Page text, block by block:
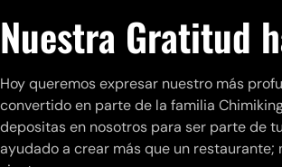
Nuestra Gratitud
Hoy queremos expresar nuestro más
convertido en parte de la familia
depositas en nosotros para ser parte de
ayudado a crear más que un